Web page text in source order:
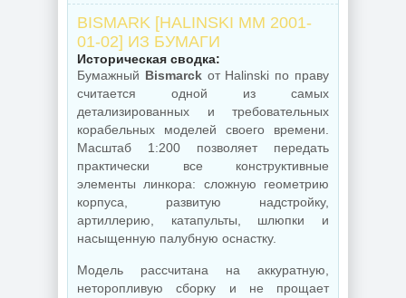
BISMARK [HALINSKI MM 2001-
01-02] ИЗ БУМАГИ
Историческая сводка:
Бумажный Bismarckот Halinski по праву
считается одной из самых
детализированных и требовательных
корабельных моделей своего времени.
Масштаб 1:200 позволяет передать
практически все конструктивные
элементы линкора: сложную геометрию
корпуса, развитую надстройку,
артиллерию, катапульты, шлюпки и
насыщенную палубную оснастку.
Модель рассчитана на аккуратную,
неторопливую сборку и не прощает